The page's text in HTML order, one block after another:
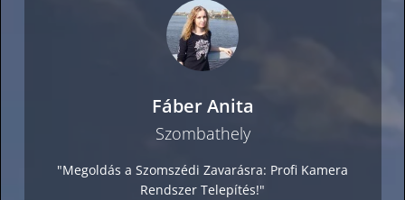
Fáber Anita
Szombathely
"Megoldás a Szomszédi Zavarásra: Profi Kamera
Rendszer Telepítés!"